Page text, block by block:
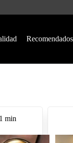
Recomendados
1 min